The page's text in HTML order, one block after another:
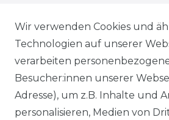
BEZAHLUNG
KLIMA- UND UMWELTSCHUTZ
LEXIKON
Wir verwenden Cookies und
Technologien auf unserer
verarbeiten
Besucher:innen unserer
Adresse), um z.B. Inhalte und
personalisieren, Medien von